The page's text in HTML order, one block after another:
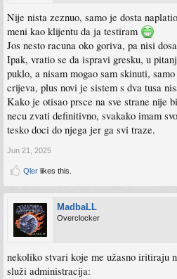
Nije nista zeznuo, samo je dosta
meni kao klijentu da ja testiram
Jos nesto racuna oko goriva, pa nisi
Ipak, vratio se da ispravi gresku, u
puklo, a nisam mogao sam skinuti,
crijeva, plus novi je sistem s dva tusa
Kako je otisao prsce na sve strane nije
necu zvati definitivno, svakako imam
tesko doci do njega jer ga svi traze.
Jun 21, 2025
Qler likes this.
MadbaLL
Overclocker
nekoliko stvari koje me užasno iritiraju
služi administracija: